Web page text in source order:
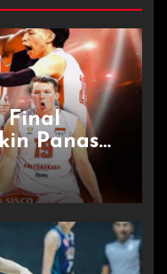
Final
Panas